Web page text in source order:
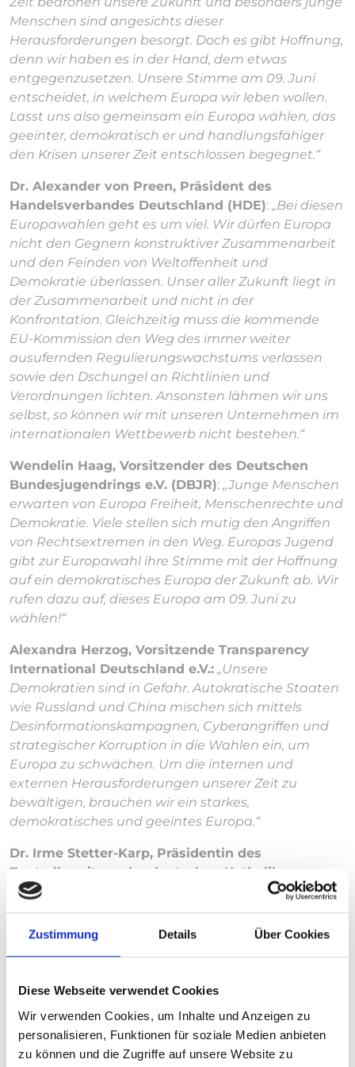
Zustimmung Details Über Cookies
Diese Webseite verwendet Cookies
Wir verwenden Cookies, um Inhalte und Anzeigen zu
personalisieren, Funktionen für soziale Medien anbieten
zu können und die Zugriffe auf unsere Website zu
Menschen sind angesichts dieser
Herausforderungen besorgt. Doch es gibt Hoffnung,
denn wir haben es in der Hand, dem etwas
entgegenzusetzen. Unsere Stimme am 09. Juni
entscheidet, in welchem Europa wir leben wollen.
Lasst uns also gemeinsam ein Europa wählen, das
geeinter, demokratisch er und handlungsfähiger
den Krisen unserer Zeit entschlossen begegnet.“
Dr. Alexander von Preen, Präsident des
Handelsverbandes Deutschland (HDE): „Bei diesen
Europawahlen geht es um viel. Wir dürfen Europa
nicht den Gegnern konstruktiver Zusammenarbeit
und den Feinden von Weltoffenheit und
Demokratie überlassen. Unser aller Zukunft liegt in
der Zusammenarbeit und nicht in der
Konfrontation. Gleichzeitig muss die kommende
EU-Kommission den Weg des immer weiter
ausufernden Regulierungswachstums verlassen
sowie den Dschungel an Richtlinien und
Verordnungen lichten. Ansonsten lähmen wir uns
selbst, so können wir mit unseren Unternehmen im
internationalen Wettbewerb nicht bestehen.“
Wendelin Haag, Vorsitzender des Deutschen
Bundesjugendrings e.V. (DBJR): „Junge Menschen
erwarten von Europa Freiheit, Menschenrechte und
Demokratie. Viele stellen sich mutig den Angriffen
von Rechtsextremen in den Weg. Europas Jugend
gibt zur Europawahl ihre Stimme mit der Hoffnung
auf ein demokratisches Europa der Zukunft ab. Wir
rufen dazu auf, dieses Europa am 09. Juni zu
wählen!“
Alexandra Herzog, Vorsitzende Transparency
International Deutschland e.V.: „Unsere
Demokratien sind in Gefahr. Autokratische Staaten
wie Russland und China mischen sich mittels
Desinformationskampagnen, Cyberangriffen und
strategischer Korruption in die Wahlen ein, um
Europa zu schwächen. Um die internen und
externen Herausforderungen unserer Zeit zu
bewältigen, brauchen wir ein starkes,
demokratisches und geeintes Europa.“
Dr. Irme Stetter-Karp, Präsidentin des
Zentralkomitees der deutschen Katholiken
(ZdK)
„Die Wählerinnen und Wähler entscheiden, in
welche Richtung sich der Kontinent entwickeln
wird. Als Christinnen und Christen verteidigen wir
entschieden entgegen.“
Maria Loheide, Vorständin Sozialpolitik der
Diakonie Deutschland, Evangelisches Werk für
Diakonie und Entwicklung e.V.:"Die Diakonie